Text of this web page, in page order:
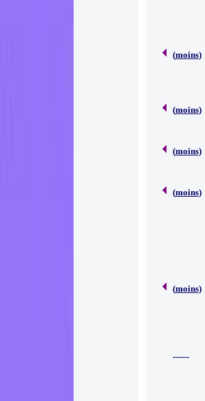
(moins)
(moins)
(moins)
(moins)
(moins)
------